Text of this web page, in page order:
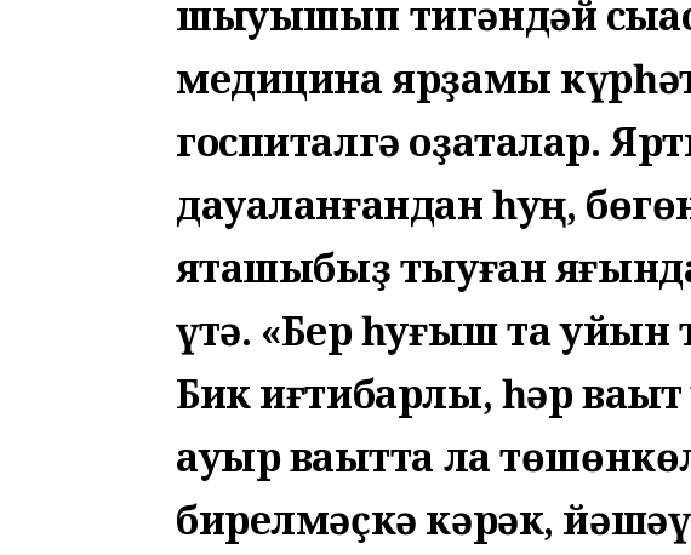
шыуышып тигәндәй
медицина ярҙамы
госпиталгә оҙаталар.
дауаланғандан һуң,
яҡташыбыҙ тыуған
үтә. «Бер һуғыш та уйын
Бик иғтибарлы, һәр
ауыр ваҡытта ла
бирелмәҫкә кәрәк,